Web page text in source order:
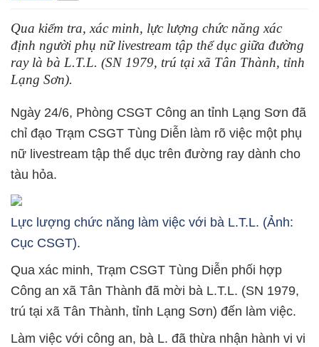
Qua kiểm tra, xác minh, lực lượng chức năng xác
định người phụ nữ livestream tập thể dục giữa đường
ray là bà L.T.L. (SN 1979, trú tại xã Tân Thành, tỉnh
Lạng Sơn).
Ngày 24/6, Phòng CSGT Công an tỉnh Lạng Sơn đã
chỉ đạo Trạm CSGT Tùng Diễn làm rõ việc một phụ
nữ livestream tập thể dục trên đường ray dành cho
tàu hỏa.
Lực lượng chức năng làm việc với bà L.T.L. (Ảnh:
Cục CSGT).
Qua xác minh, Trạm CSGT Tùng Diễn phối hợp
Công an xã Tân Thành đã mời bà L.T.L. (SN 1979,
trú tại xã Tân Thành, tỉnh Lạng Sơn) đến làm việc.
Làm việc với công an, bà L. đã thừa nhận hành vi vi